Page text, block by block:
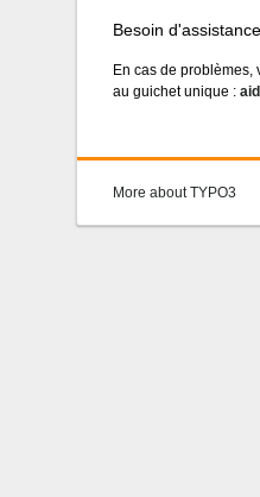
Besoin
En cas de problèmes,
au guichet unique :
More about TYPO3